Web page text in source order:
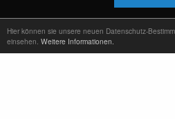
Hier können sie unsere neuen Datenschutz-
einsehen. Weitere Informationen.REFINED